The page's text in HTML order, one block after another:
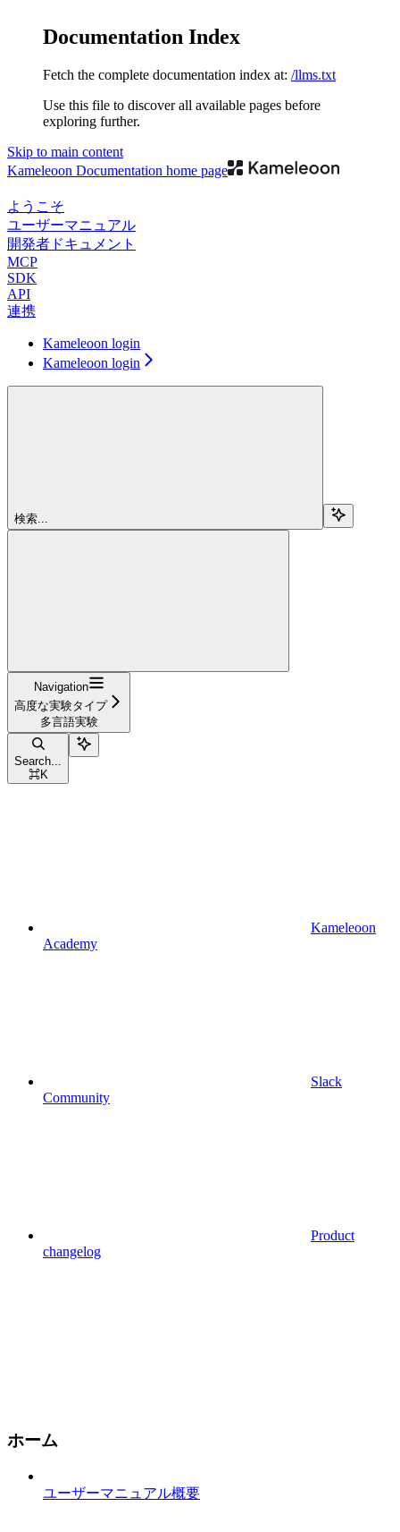
Documentation Index
Fetch the complete documentation index at: /llms.txt
Use this file to discover all available pages before
exploring further.
Skip to main content
Kameleoon Documentation home page
ようこそ
ユーザーマニュアル
開発者ドキュメント
MCP
SDK
API
連携
Kameleoon login
Kameleoon login
検索...
Navigation
高度な実験タイプ
多言語実験
Search...
⌘K
Kameleoon
Academy
Slack
Community
Product
changelog
ホーム
ユーザーマニュアル概要